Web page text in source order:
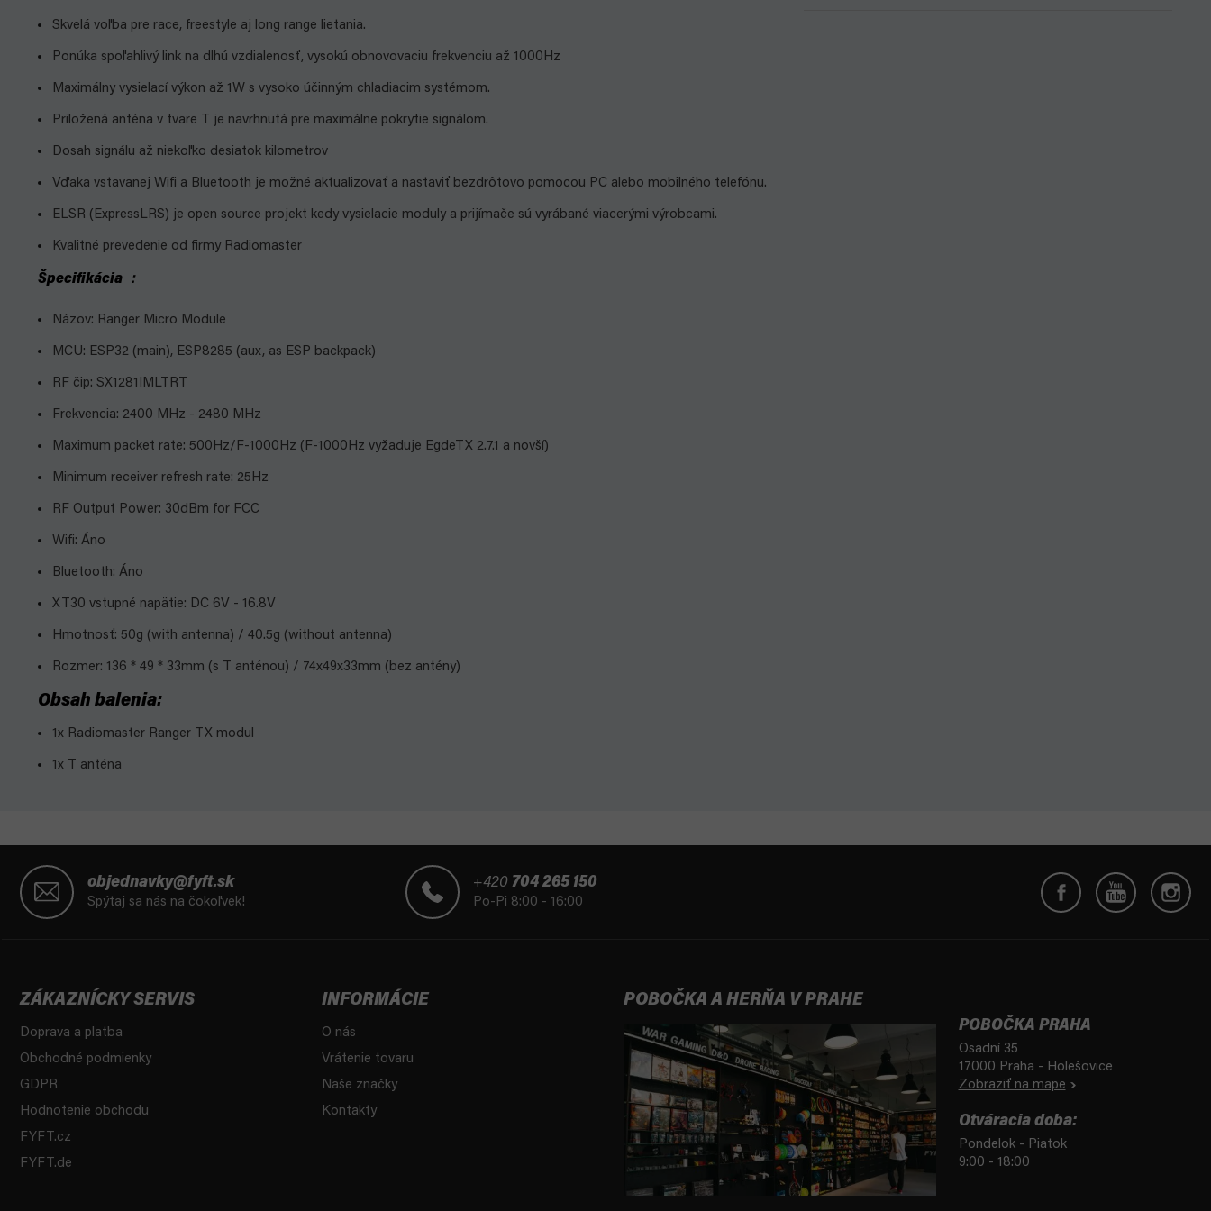
Skvelá voľba pre race, freestyle aj long range lietania.
Ponúka spoľahlivý link na dlhú vzdialenosť, vysokú obnovovaciu frekvenciu až 1000Hz
Maximálny vysielací výkon až 1W s vysoko účinným chladiacim systémom.
Priložená anténa v tvare T je navrhnutá pre maximálne pokrytie signálom.
Dosah signálu až niekoľko desiatok kilometrov
Vďaka vstavanej Wifi a Bluetooth je možné aktualizovať a nastaviť bezdrôtovo pomocou PC alebo mobilného telefónu.
ELSR (ExpressLRS) je open source projekt kedy vysielacie moduly a prijímače sú vyrábané viacerými výrobcami.
Kvalitné prevedenie od firmy Radiomaster
Špecifikácia ：
Názov: Ranger Micro Module
MCU: ESP32 (main), ESP8285 (aux, as ESP backpack)
RF čip: SX1281IMLTRT
Frekvencia: 2400 MHz - 2480 MHz
Maximum packet rate: 500Hz/F-1000Hz (F-1000Hz vyžaduje EgdeTX 2.7.1 a novší)
Minimum receiver refresh rate: 25Hz
RF Output Power: 30dBm for FCC
Wifi: Áno
Bluetooth: Áno
XT30 vstupné napätie: DC 6V - 16.8V
Hmotnosť: 50g (with antenna) / 40.5g (without antenna)
Rozmer: 136 * 49 * 33mm (s T anténou) / 74x49x33mm (bez antény)
Obsah balenia:
1x Radiomaster Ranger TX modul
1x T anténa
objednavky@fyft.sk
Spýtaj sa nás na čokoľvek!
+420 704 265 150
Po-Pi 8:00 - 16:00
ZÁKAZNÍCKY SERVIS
Doprava a platba
Obchodné podmienky
GDPR
Hodnotenie obchodu
FYFT.cz
FYFT.de
INFORMÁCIE
O nás
Vrátenie tovaru
Naše značky
Kontakty
POBOČKA A HERŇA V PRAHE
POBOČKA PRAHA
Osadní 35
17000 Praha - Holešovice
Zobraziť na mape
Otváracia doba:
Pondelok - Piatok
9:00 - 18:00